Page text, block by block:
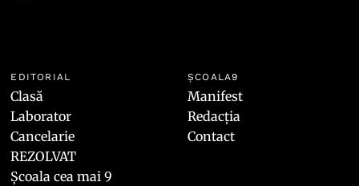
EDITORIAL
Clasă
Laborator
Cancelarie
REZOLVAT
Școala cea mai 9
ȘCOALA9
Manifest
Redacția
Contact